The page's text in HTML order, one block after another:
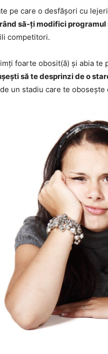
pe care o desfășori cu
să-ți modifici programul
competitori.
foarte obosit(ă) și abia te
să te desprinzi de o
un stadiu care te obosește